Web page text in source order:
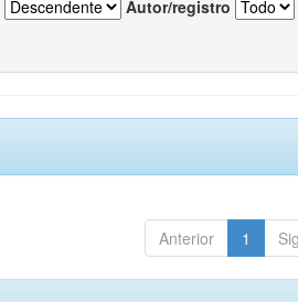
Autor/registro
Anterior 1